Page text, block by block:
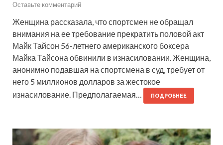
Оставьте комментарий
Женщина рассказала, что спортсмен не обращал
внимания на ее требование прекратить половой акт
Майк Тайсон 56-летнего американского боксера
Майка Тайсона обвинили в изнасиловании. Женщина,
анонимно подавшая на спортсмена в суд, требует от
него 5 миллионов долларов за жестокое
изнасилование. Предполагаемая…
ПОДРОБНЕЕ